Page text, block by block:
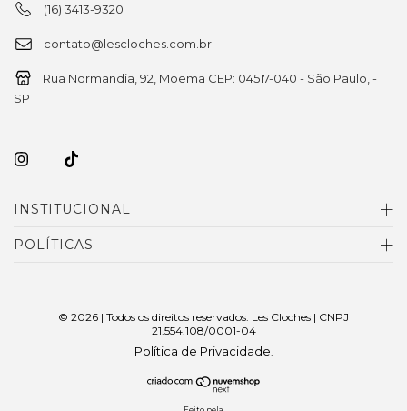
(16) 3413-9320
contato@lescloches.com.br
Rua Normandia, 92, Moema CEP: 04517-040 - São Paulo, -
SP
INSTITUCIONAL
POLÍTICAS
© 2026 | Todos os direitos reservados. Les Cloches | CNPJ
21.554.108/0001-04
Política de Privacidade